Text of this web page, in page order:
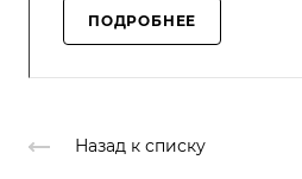
ПОДРОБНЕЕ
Назад к списку